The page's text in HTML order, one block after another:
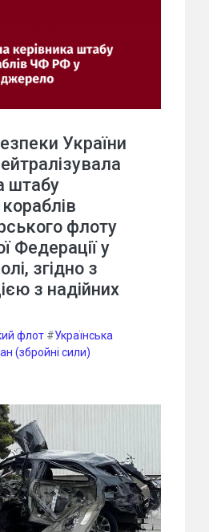
України
штабу
флоту
Федерації у
згідно з
з надійних
флот #Українська
(збройні сили)